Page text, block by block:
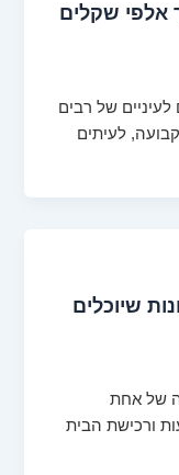
אלפי שקלים
של רבים
לעיתים
שיוכלים
של אחת
ורכישת הבית